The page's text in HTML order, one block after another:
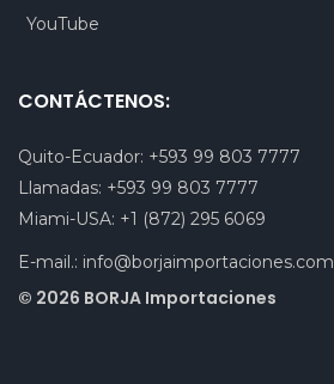
YouTube
CONTÁCTENOS:
Quito-Ecuador: +593 99 803 7777
Llamadas: +593 99 803 7777
Miami-USA: +1 (872) 295 6069
E-mail.: info@borjaimportaciones.com
© 2026 BORJA Importaciones